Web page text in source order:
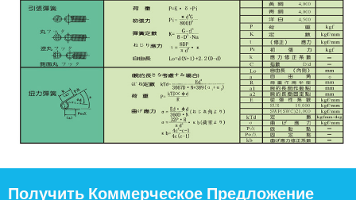
Получить Коммерческое Предложение